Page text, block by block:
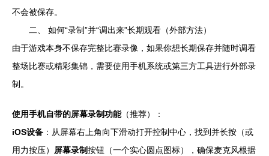
不会被保存。
二、 如何“录制”并“调出来”长期观看（外部方法）
由于游戏本身不保存完整比赛录像，如果你想长期保存并随时调看
整场比赛或精彩集锦，需要使用手机系统或第三方工具进行外部录
制。
使用手机自带的屏幕录制功能（推荐）：
iOS设备 ：从屏幕右上角向下滑动打开控制中心，找到并长按（或
用力按压）
屏幕录制按钮（一个实心圆点图标），确保麦克风根据